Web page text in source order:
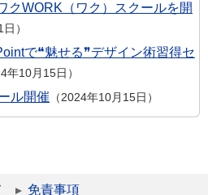
クWORK（ワク）スクールを開
日
で❝魅せる❞デザイン術習得セ
年10月15日
ル開催 2024年10月15日
免責事項